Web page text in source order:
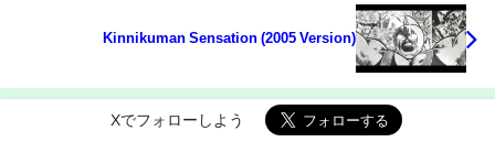
Kinnikuman Sensation (2005 Version)
Xでフォローしよう